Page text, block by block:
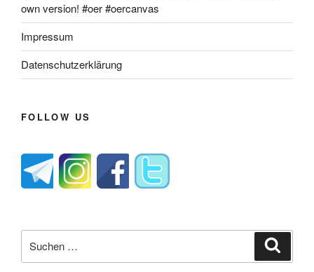
own version! #oer #oercanvas
Impressum
Datenschutzerklärung
FOLLOW US
nach: